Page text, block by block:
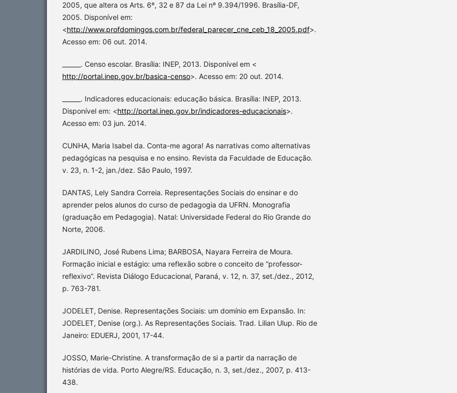
2005, que altera os Arts. 6º, 32 e 87 da Lei nº 9.394/1996. Brasília-DF,
2005. Disponível em:
<http://www.profdomingos.com.br/federal_parecer_cne_ceb_18_2005.pdf>.
Acesso em: 06 out. 2014.
______. Censo escolar. Brasília: INEP, 2013. Disponível em <
http://portal.inep.gov.br/basica-censo>. Acesso em: 20 out. 2014.
______. Indicadores educacionais: educação básica. Brasília: INEP, 2013.
Disponível em: <http://portal.inep.gov.br/indicadores-educacionais>.
Acesso em: 03 jun. 2014.
CUNHA, Maria Isabel da. Conta-me agora! As narrativas como alternativas
pedagógicas na pesquisa e no ensino. Revista da Faculdade de Educação.
v. 23, n. 1-2, jan./dez. São Paulo, 1997.
DANTAS, Lely Sandra Correia. Representações Sociais do ensinar e do
aprender pelos alunos do curso de pedagogia da UFRN. Monografia
(graduação em Pedagogia). Natal: Universidade Federal do Rio Grande do
Norte, 2006.
JARDILINO, José Rubens Lima; BARBOSA, Nayara Ferreira de Moura.
Formação inicial e estágio: uma reflexão sobre o conceito de “professor-
reflexivo”. Revista Diálogo Educacional, Paraná, v. 12, n. 37, set./dez., 2012,
p. 763-781.
JODELET, Denise. Representações Sociais: um domínio em Expansão. In:
JODELET, Denise (org.). As Representações Sociais. Trad. Lilian Ulup. Rio de
Janeiro: EDUERJ, 2001, 17-44.
JOSSO, Marie-Christine. A transformação de si a partir da narração de
histórias de vida. Porto Alegre/RS. Educação, n. 3, set./dez., 2007, p. 413-
438.